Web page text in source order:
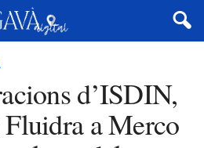
d’ISDIN,
a Merco